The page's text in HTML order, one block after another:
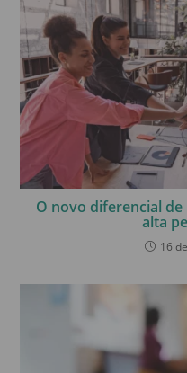
O novo diferencial
alta
16